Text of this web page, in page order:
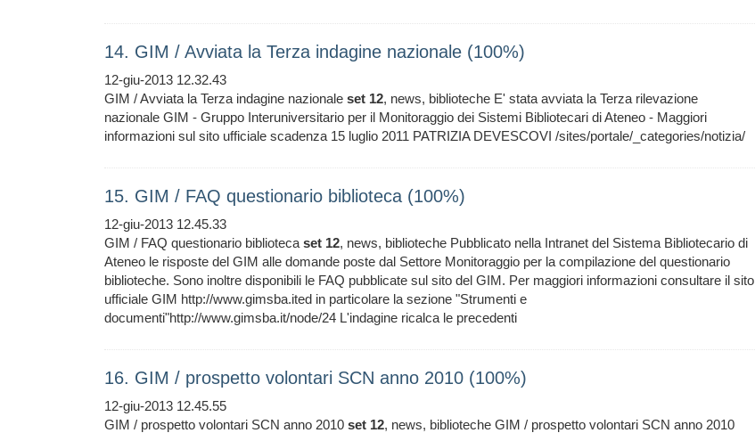
14. GIM / Avviata la Terza indagine nazionale (100%)
12-giu-2013 12.32.43
GIM / Avviata la Terza indagine nazionale set 12, news, biblioteche E' stata avviata la Terza rilevazione
nazionale GIM - Gruppo Interuniversitario per il Monitoraggio dei Sistemi Bibliotecari di Ateneo - Maggiori
informazioni sul sito ufficiale scadenza 15 luglio 2011 PATRIZIA DEVESCOVI /sites/portale/_categories/notizia/
15. GIM / FAQ questionario biblioteca (100%)
12-giu-2013 12.45.33
GIM / FAQ questionario biblioteca set 12, news, biblioteche Pubblicato nella Intranet del Sistema Bibliotecario di
Ateneo le risposte del GIM alle domande poste dal Settore Monitoraggio per la compilazione del questionario
biblioteche. Sono inoltre disponibili le FAQ pubblicate sul sito del GIM. Per maggiori informazioni consultare il sito
ufficiale GIM http://www.gimsba.ited in particolare la sezione "Strumenti e
documenti"http://www.gimsba.it/node/24 L'indagine ricalca le precedenti
16. GIM / prospetto volontari SCN anno 2010 (100%)
12-giu-2013 12.45.55
GIM / prospetto volontari SCN anno 2010 set 12, news, biblioteche GIM / prospetto volontari SCN anno 2010